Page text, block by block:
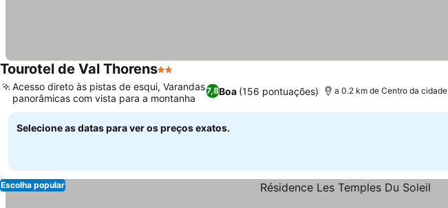
Tourotel de Val Thorens2 Estrelas
7,8Boa (156 pontuações)
Acesso direto às pistas de esqui, Varandas
panorâmicas com vista para a montanha
a 0.2 km de Centro da cidade
Selecione as datas para ver os preços exatos.
Escolha popular